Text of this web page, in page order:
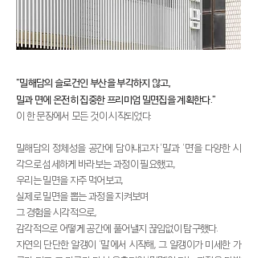
"밀해담의 슬로건인 부산을 부각하지 않고,
밀과 면에 온전히 집중한 프리미엄 밀면집을 계획한다."
이 한 문장에서 모든 것이 시작되었다.
밀해담의 정체성을 공간에 담아내고자 ‘밀’과 ‘면’을 다양한 시
각으로 섬세하게 바라보는 과정이 필요했고,
우리는 밀면을 자주 먹어보고,
실제로 밀면을 뽑는 과정을 지켜보며
그 경험을 시각적으로,
감각적으로 어떻게 공간에 풀어낼지 끊임없이 탐구했다.
자연의 단단한 알갱이 ‘밀’에서 시작해, 그 알갱이가 미세한 가